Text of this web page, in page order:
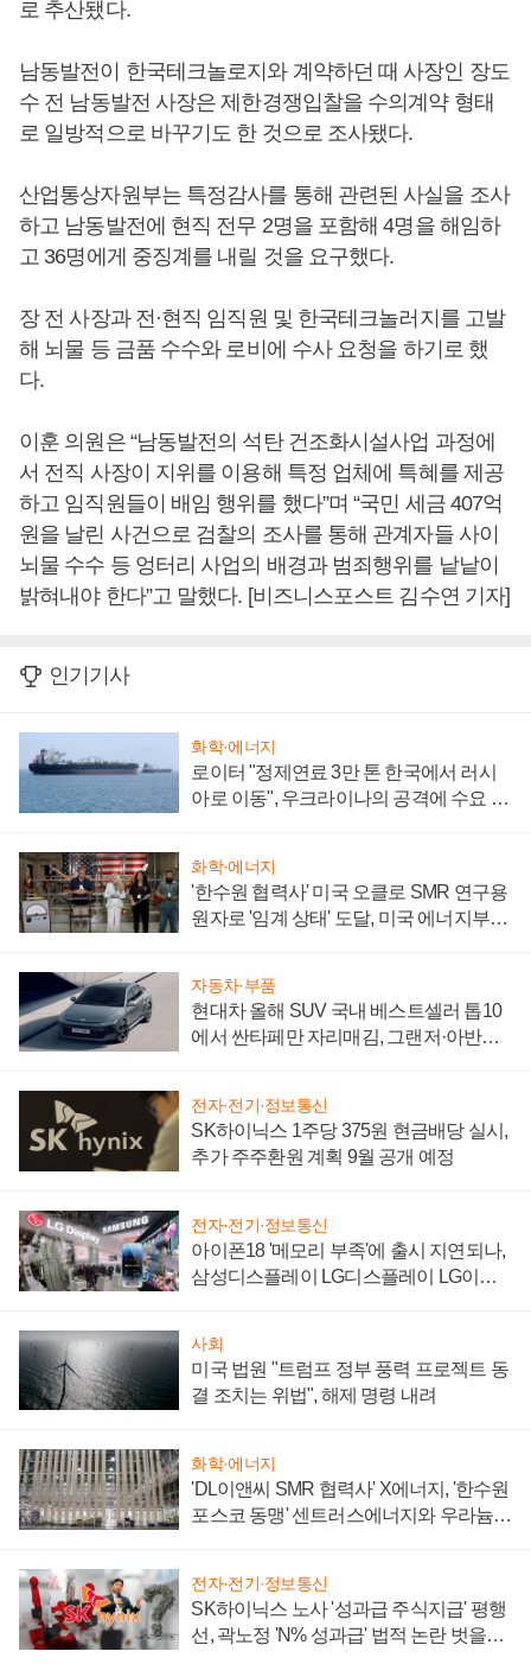
로 추산됐다.
남동발전이 한국테크놀로지와 계약하던 때 사장인 장도
수 전 남동발전 사장은 제한경쟁입찰을 수의계약 형태
로 일방적으로 바꾸기도 한 것으로 조사됐다.
산업통상자원부는 특정감사를 통해 관련된 사실을 조사
하고 남동발전에 현직 전무 2명을 포함해 4명을 해임하
고 36명에게 중징계를 내릴 것을 요구했다.
장 전 사장과 전·현직 임직원 및 한국테크놀러지를 고발
해 뇌물 등 금품 수수와 로비에 수사 요청을 하기로 했
다.
이훈 의원은 “남동발전의 석탄 건조화시설사업 과정에
서 전직 사장이 지위를 이용해 특정 업체에 특혜를 제공
하고 임직원들이 배임 행위를 했다”며 “국민 세금 407억
원을 날린 사건으로 검찰의 조사를 통해 관계자들 사이
뇌물 수수 등 엉터리 사업의 배경과 범죄행위를 낱낱이
밝혀내야 한다”고 말했다. [비즈니스포스트 김수연 기자]
인기기사
화학·에너지
로이터 "정제연료 3만 톤 한국에서 러시
아로 이동", 우크라이나의 공격에 수요 늘
화학·에너지
'한수원 협력사' 미국 오클로 SMR 연구용
원자로 '임계 상태' 도달, 미국 에너지부
자동차·부품
현대차 올해 SUV 국내 베스트셀러 톱10
에서 싼타페만 자리매김, 그랜저·아반떼
전자·전기·정보통신
SK하이닉스 1주당 375원 현금배당 실시,
추가 주주환원 계획 9월 공개 예정
전자·전기·정보통신
아이폰18 '메모리 부족'에 출시 지연되나,
삼성디스플레이 LG디스플레이 LG이노
사회
미국 법원 "트럼프 정부 풍력 프로젝트 동
결 조치는 위법", 해제 명령 내려
화학·에너지
'DL이앤씨 SMR 협력사' X에너지, '한수원
포스코 동맹' 센트러스에너지와 우라늄
전자·전기·정보통신
SK하이닉스 노사 '성과급 주식지급' 평행
선, 곽노정 'N% 성과급' 법적 논란 벗을지